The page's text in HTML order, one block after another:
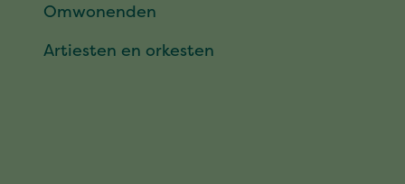
Omwonenden
Artiesten en orkesten